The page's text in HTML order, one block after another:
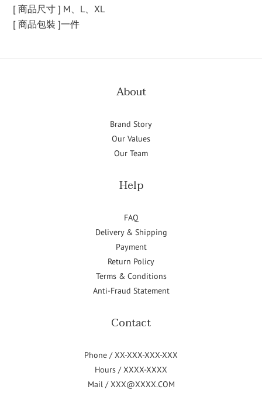
[ 商品尺寸 ] M、L、XL
[ 商品包裝 ]一件
About
Brand Story
Our Values
Our Team
Help
FAQ
Delivery & Shipping
Payment
Return Policy
Terms & Conditions
Anti-Fraud Statement
Contact
Phone / XX-XXX-XXX-XXX
Hours / XXXX-XXXX
Mail / XXX@XXXX.COM